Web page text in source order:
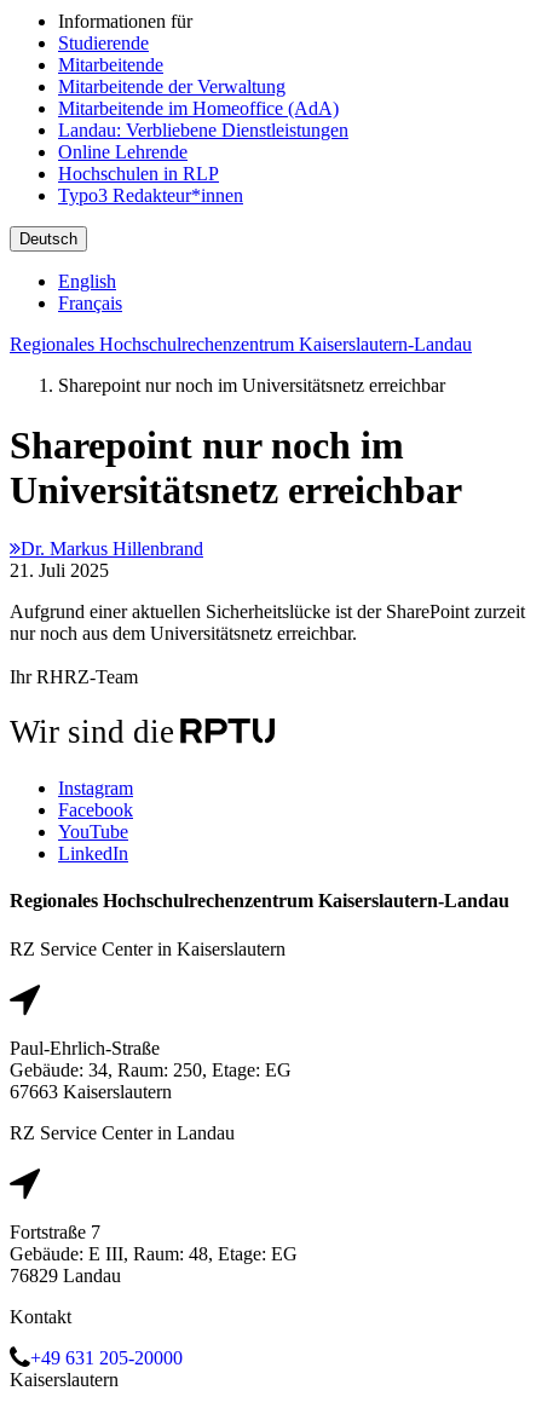
Informationen für
Studierende
Mitarbeitende
Mitarbeitende der Verwaltung
Mitarbeitende im Homeoffice (AdA)
Landau: Verbliebene Dienstleistungen
Online Lehrende
Hochschulen in RLP
Typo3 Redakteur*innen
Deutsch
English
Français
Regionales Hochschulrechenzentrum Kaiserslautern-Landau
Sharepoint nur noch im Universitätsnetz erreichbar
Sharepoint nur noch im
Universitätsnetz erreichbar
Dr. Markus Hillenbrand
21. Juli 2025
Aufgrund einer aktuellen Sicherheitslücke ist der SharePoint zurzeit
nur noch aus dem Universitätsnetz erreichbar.
Ihr RHRZ-Team
Wir sind die
Instagram
Facebook
YouTube
LinkedIn
Regionales Hochschulrechenzentrum Kaiserslautern-Landau
RZ Service Center in Kaiserslautern
Paul-Ehrlich-Straße
Gebäude: 34, Raum: 250, Etage: EG
67663 Kaiserslautern
RZ Service Center in Landau
Fortstraße 7
Gebäude: E III, Raum: 48, Etage: EG
76829 Landau
Kontakt
+49 631 205-20000
Kaiserslautern